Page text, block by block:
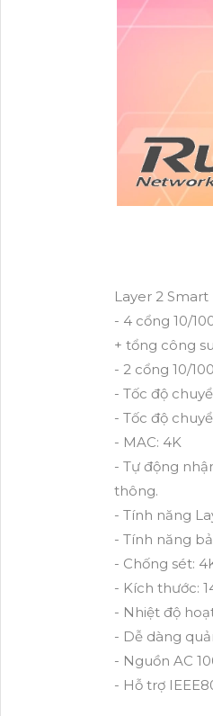
Layer 2 Smart
- 4 cổng 10/
+ tổng công
- 2 cổng 10/
- Tốc độ
- Tốc độ
- MAC: 4K
- Tự động
thông.
- Tính năng
- Tính năng
- Chống sét:
- Kích thước:
- Nhiệt độ
- Dễ dàng
- Nguồn AC
- Hỗ trợ